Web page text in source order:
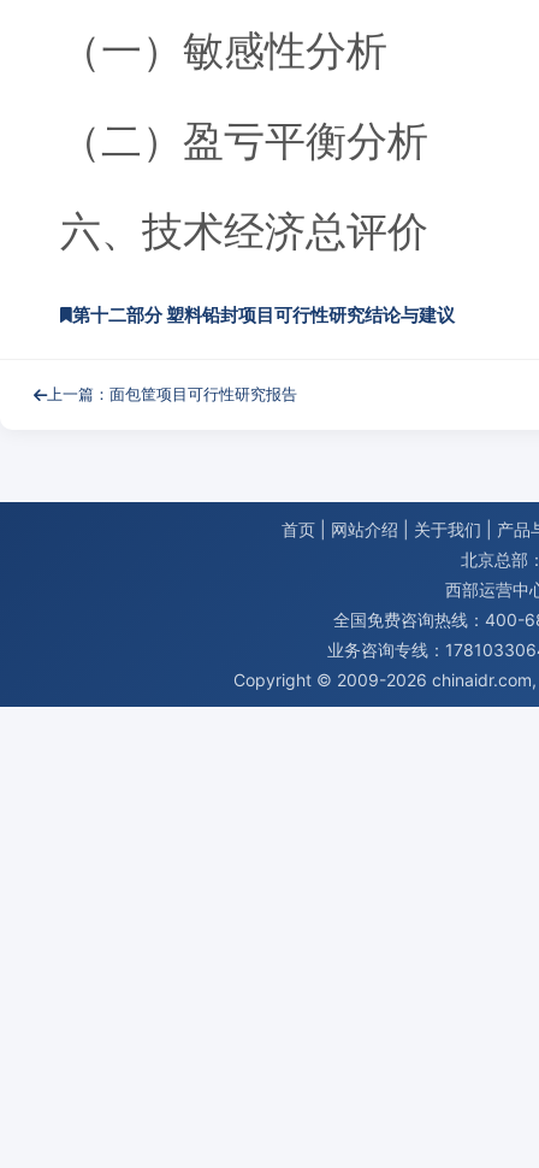
（一）敏感性分析
（二）盈亏平衡分析
六、技术经济总评价
第十二部分 塑料铅封项目可行性研究结论与建议
上一篇：面包筐项目可行性研究报告
首页 网站介绍 关于我们
产品
北京总部
西部运营中
全国免费咨询热线：400-
业务咨询专线：
Copyright © 2009-2026 chinaidr.com